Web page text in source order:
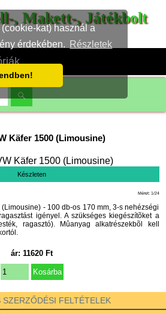
kat) használ a
érdekében.
Részletek
, Makett-, Játékbolt
Käfer 1500 (Limousine)
Készleten
Méret: 1/24
- 100 db-os 170 mm, 3-s nehézségi
igényel. A szükséges kiegészítõket a
ragasztó). Mûanyag alkatrészekbõl kell
ár: 11620 Ft
SZERZŐDÉSI FELTÉTELEK